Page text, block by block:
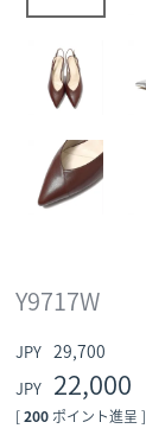
Y9717W
29,700
22,000
[ 200 ポイント進呈 ]